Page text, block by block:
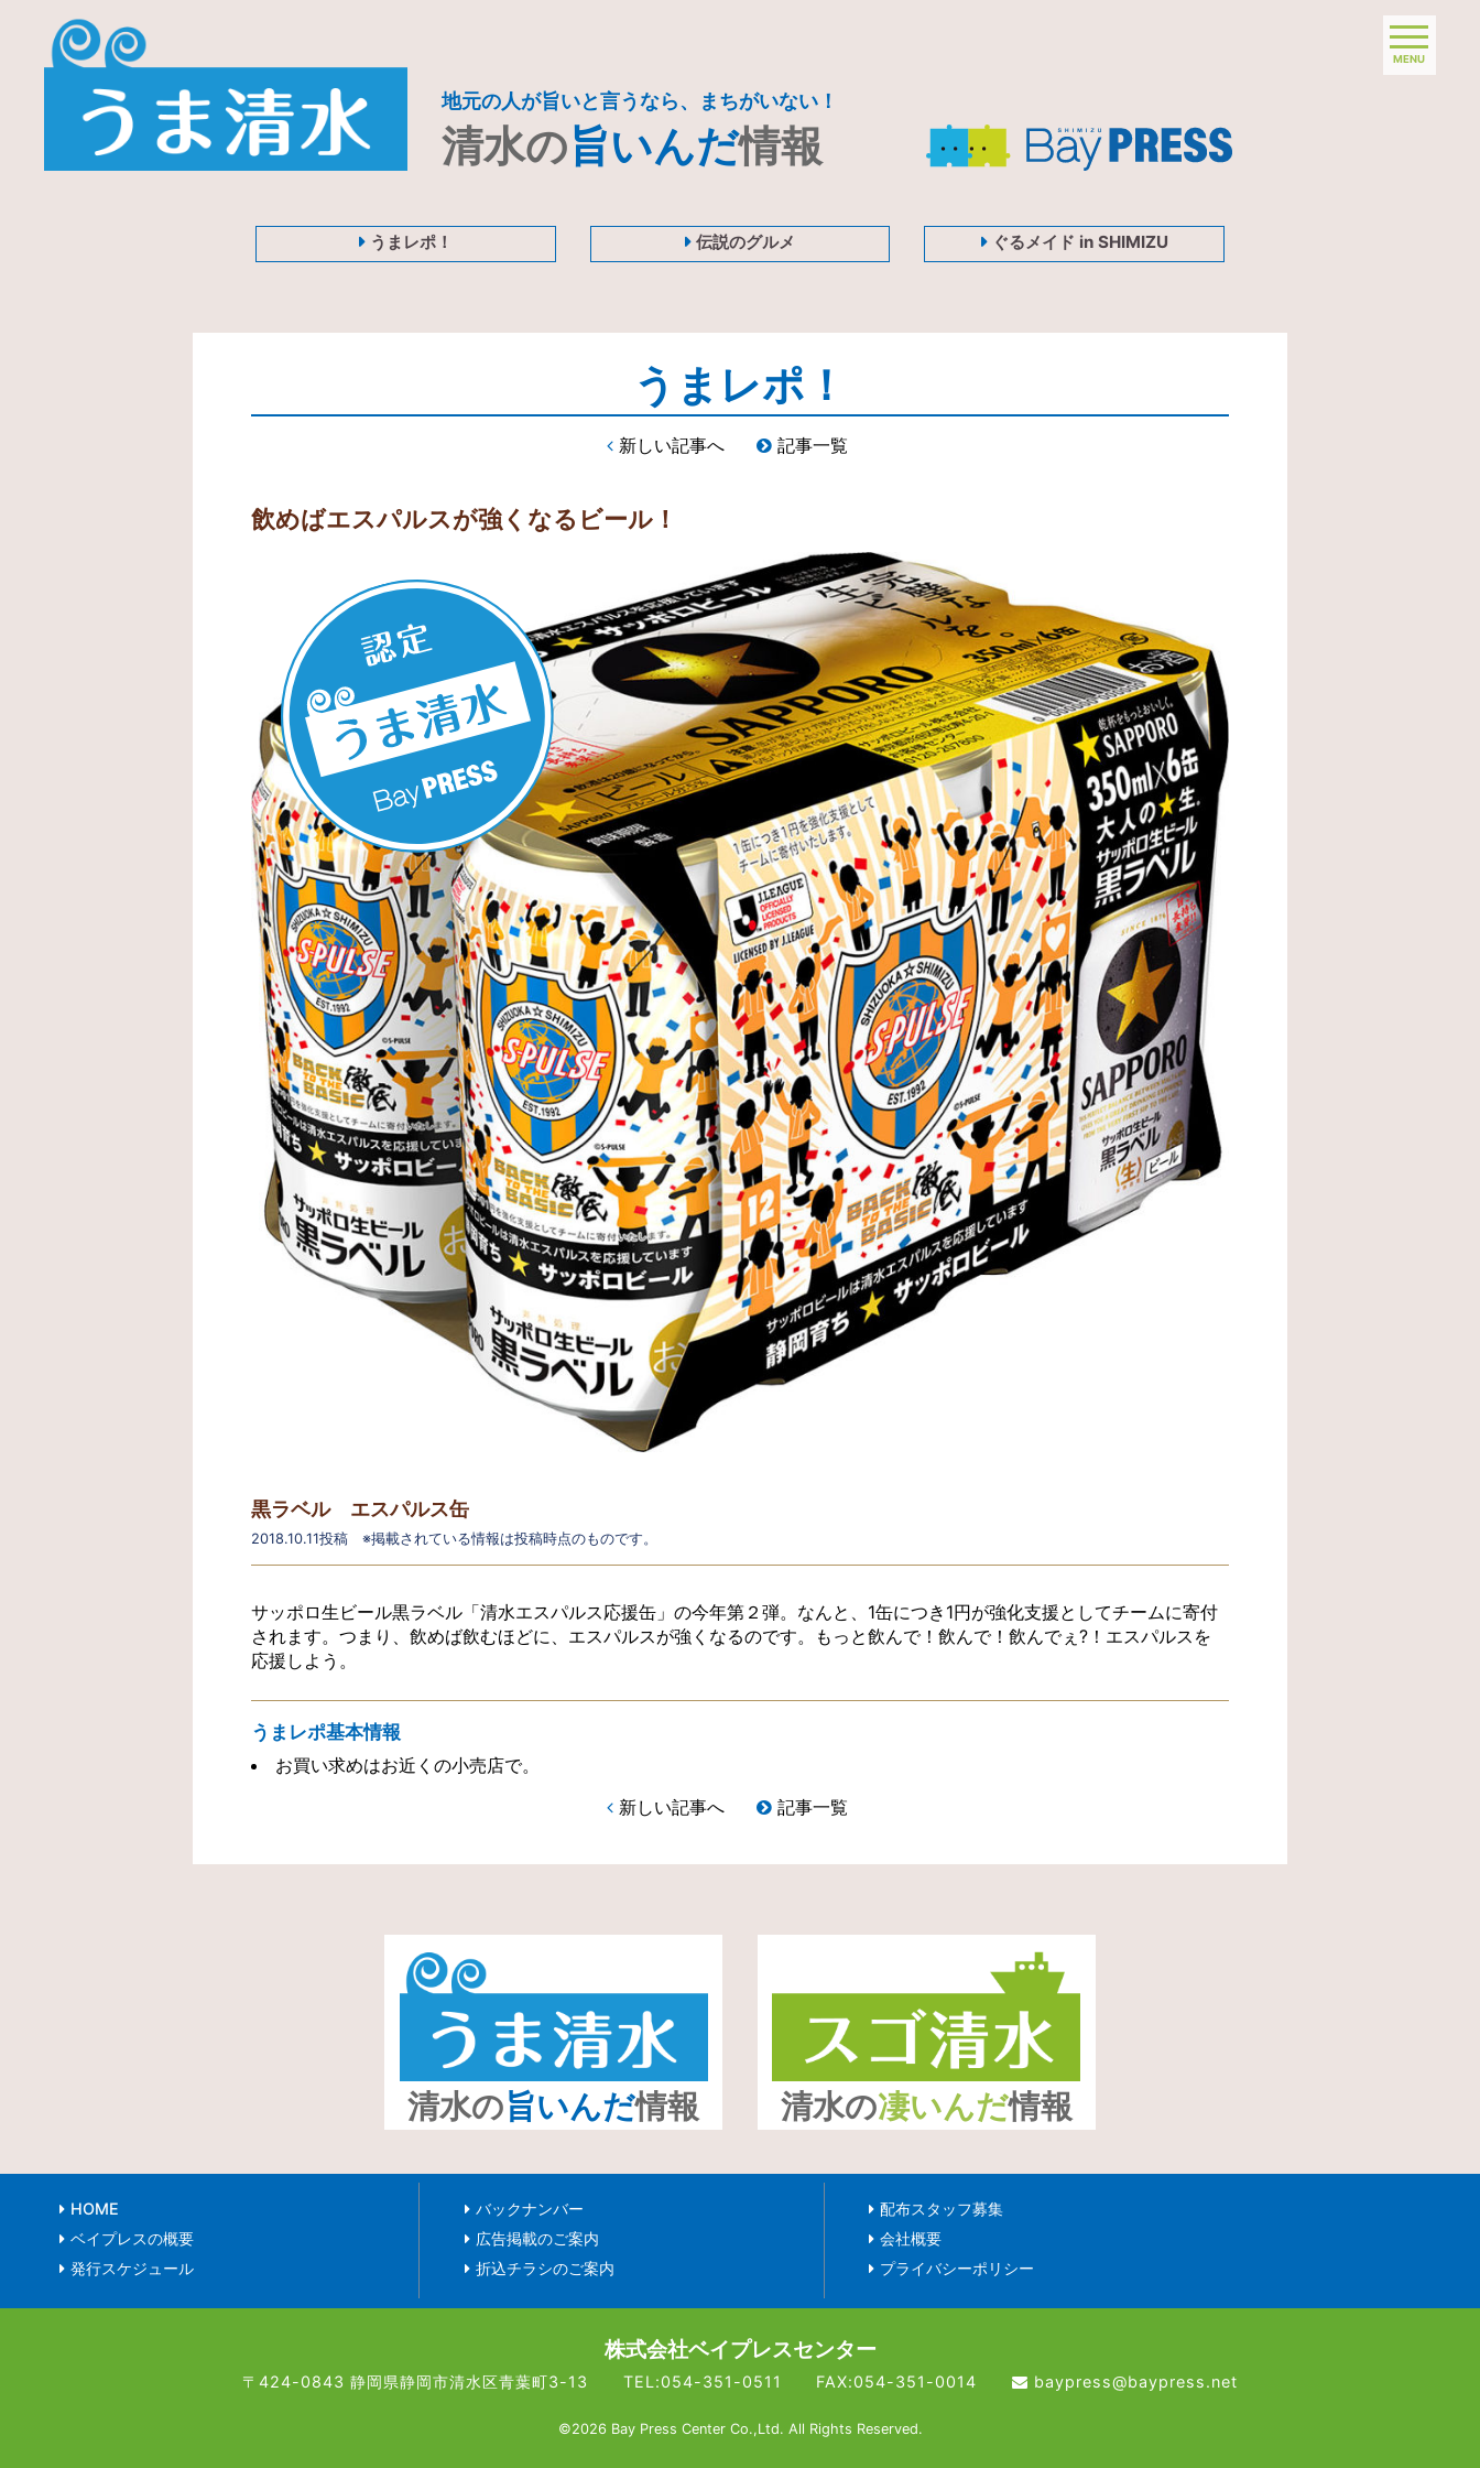
地元の人が旨いと言うなら、まちがいない！
清水の旨いんだ情報
MENU
うまレポ！ 伝説のグルメ ぐるメイド in SHIMIZU
うまレポ！
新しい記事へ 記事一覧
飲めばエスパルスが強くなるビール！
黒ラベル エスパルス缶
2018.10.11投稿 ※掲載されている情報は投稿時点のものです。
サッポロ生ビール黒ラベル「清水エスパルス応援缶」の今年第２弾。なんと、1缶につき1円が強化支援としてチームに寄付
されます。つまり、飲めば飲むほどに、エスパルスが強くなるのです。もっと飲んで！飲んで！飲んでぇ?！エスパルスを
応援しよう。
うまレポ基本情報
お買い求めはお近くの小売店で。
新しい記事へ
記事一覧
清水の旨いんだ情報 清水の凄いんだ情報
HOME
ベイプレスの概要
発行スケジュール
バックナンバー
広告掲載のご案内
折込チラシのご案内
配布スタッフ募集
会社概要
プライバシーポリシー
株式会社ベイプレスセンター
〒424-0843 静岡県静岡市清水区青葉町3-13 TEL:054-351-0511 FAX:054-351-0014 baypress@baypress.net
©2026 Bay Press Center Co.,Ltd. All Rights Reserved.